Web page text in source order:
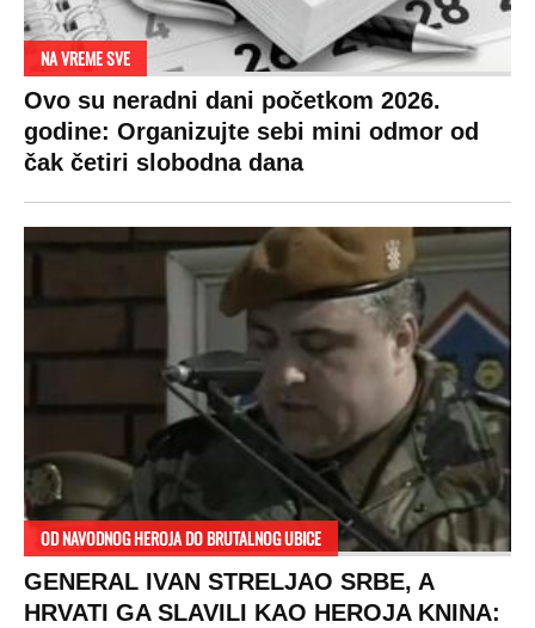
NA VREME SVE
Ovo su neradni dani početkom 2026.
godine: Organizujte sebi mini odmor od
čak četiri slobodna dana
OD NAVODNOG HEROJA DO BRUTALNOG UBICE
GENERAL IVAN STRELJAO SRBE, A
HRVATI GA SLAVILI KAO HEROJA KNINA: